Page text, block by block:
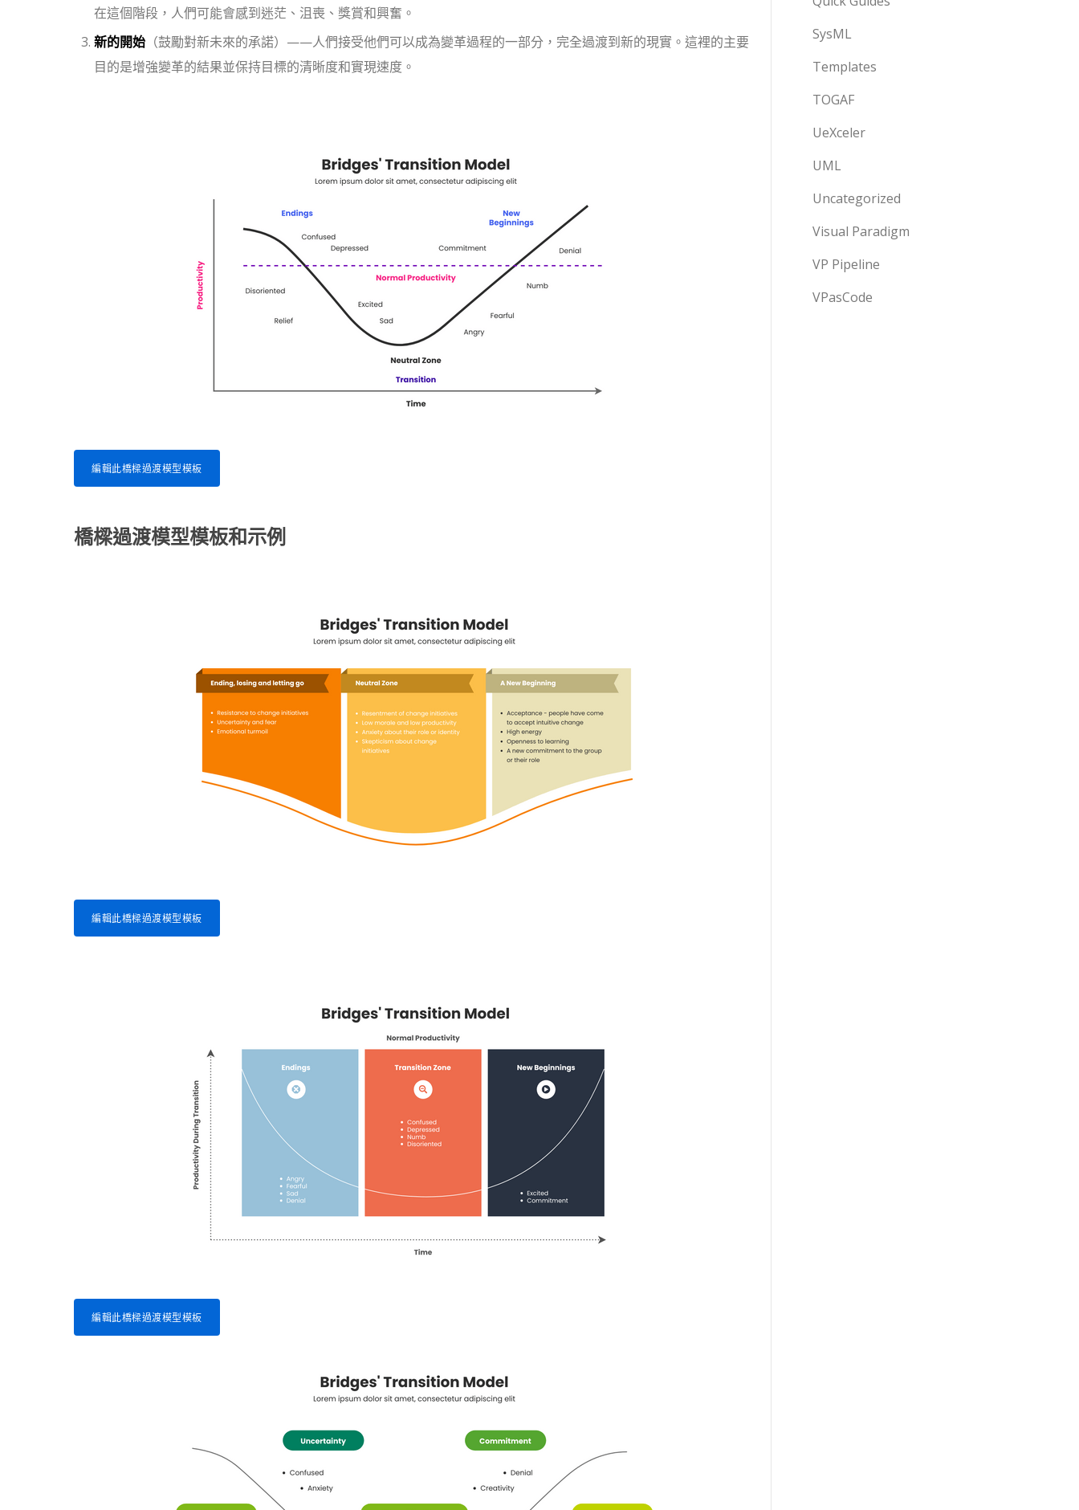
在這個階段，人們可能會感到迷茫、沮喪、獎賞和興奮。
新的開始 （鼓勵對新未來的承諾）——人們接受他們可以成為變革過程的一部分，完全過渡到新的現實。這裡的主要
目的是增強變革的結果並保持目標的清晰度和實現速度。
編輯此橋樑過渡模型模板
橋樑過渡模型模板和示例
編輯此橋樑過渡模型模板
編輯此橋樑過渡模型模板
SysML
Templates
TOGAF
UeXceler
UML
Uncategorized
Visual Paradigm
VP Pipeline
VPasCode